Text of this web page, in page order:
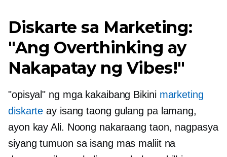
Diskarte sa Marketing:
"Ang Overthinking ay
Nakapatay ng Vibes!"
"opisyal" ng mga kakaibang Bikini marketing
diskarte ay isang taong gulang pa lamang,
ayon kay Ali. Noong nakaraang taon, nagpasya
siyang tumuon sa isang mas maliit na